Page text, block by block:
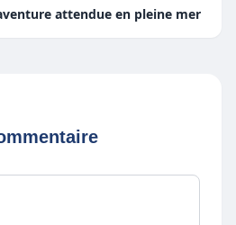
attendue en pleine mer